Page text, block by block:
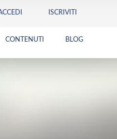
ISCRIVITI
CONTENUTI BLOG